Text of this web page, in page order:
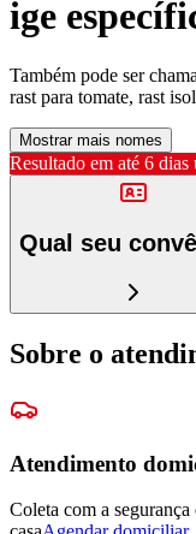
ige
Também pode ser
rast para tomate, rast
Mostrar mais nomes
Resultado em até 6 dias
Qual seu
Sobre o
Atendimento
Coleta com a